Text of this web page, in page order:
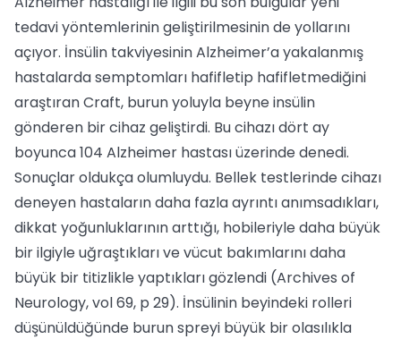
tedavi yöntemlerinin geliştirilmesinin de yollarını
açıyor. İnsülin takviyesinin Alzheimer’a yakalanmış
hastalarda semptomları hafifletip hafifletmediğini
araştıran Craft, burun yoluyla beyne insülin
gönderen bir cihaz geliştirdi. Bu cihazı dört ay
boyunca 104 Alzheimer hastası üzerinde denedi.
Sonuçlar oldukça olumluydu. Bellek testlerinde cihazı
deneyen hastaların daha fazla ayrıntı anımsadıkları,
dikkat yoğunluklarının arttığı, hobileriyle daha büyük
bir ilgiyle uğraştıkları ve vücut bakımlarını daha
büyük bir titizlikle yaptıkları gözlendi (Archives of
Neurology, vol 69, p 29). İnsülinin beyindeki rolleri
düşünüldüğünde burun spreyi büyük bir olasılıkla